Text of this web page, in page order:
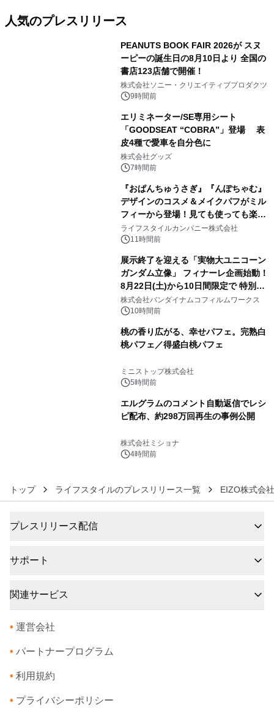
人気のプレスリリース
PEANUTS BOOK FAIR 2026が スヌ
ーピーの誕生日の8月10日より 全国の
書店123店舗で開催！
株式会社ソニー・クリエイティブプロダクツ
9時間前
エリミネーター/SE専用シート
「GOODSEAT “COBRA”」登場 表
皮4種で愛車を自分色に
株式会社グッズ
7時間前
『おぱんちゅうさぎ』『んぽちゃむ』
デザインのコスメ＆メイクパフがミル
フィーから登場！見ても使っても楽し
い、ポップでキュートなコレクショ
ン。
ライフスタイルカンパニー株式会社
11時間前
展示終了を迎える「実物大ユニコーン
ガンダム立像」 フィナーレ企画始動！
8月22日(土)から10日間限定で 特別映
像『UNICORN GUNDAM Statue ―
BEYOND POSSIBILITY ―』を上映！
株式会社バンダイナムコフィルムワークス
10時間前
桃の香り広がる、幸せパフェ。完熟白
桃パフェ／得盛白桃パフェ
ミニストップ株式会社
5時間前
エルグラムのコメント自動返信でレシ
ピ配布、約298万回再生の事例公開
株式会社ミショナ
4時間前
トップ ライフスタイルのプレスリリース一覧 EIZO株式会
プレスリリース配信
サポート
関連サービス
• 運営会社
• パートナープログラム
• 利用規約
• プライバシーポリシー